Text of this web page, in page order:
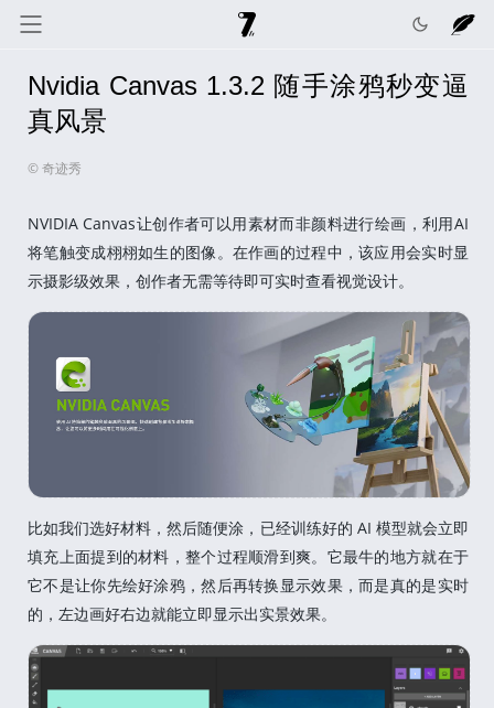
奇迹秀 关于我 记录线
色彩库
Nvidia Canvas 1.3.2 随手涂鸦秒变逼
真风景
© 奇迹秀
NVIDIA Canvas让创作者可以用素材而非颜料进行绘画，利用AI
将笔触变成栩栩如生的图像。在作画的过程中，该应用会实时显
示摄影级效果，创作者无需等待即可实时查看视觉设计。
比如我们选好材料，然后随便涂，已经训练好的 AI 模型就会立即
填充上面提到的材料，整个过程顺滑到爽。它最牛的地方就在于
它不是让你先绘好涂鸦，然后再转换显示效果，而是真的是实时
的，左边画好右边就能立即显示出实景效果。